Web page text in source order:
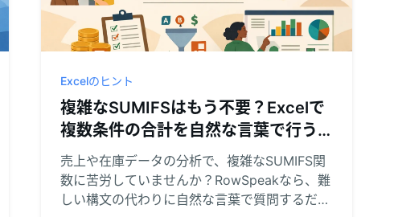
Excelのヒント
複雑なSUMIFSはもう不要？Excelで
複数条件の合計を自然な言葉で行う
方法
売上や在庫データの分析で、複雑なSUMIFS関
数に苦労していませんか？RowSpeakなら、難
しい構文の代わりに自然な言葉で質問するだけ